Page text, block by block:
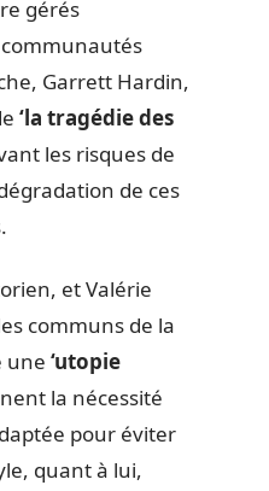
gérés
Garrett Hardin,
‘la tragédie des
les risques de
de ces
et Valérie
communs de la
une ‘utopie
la nécessité
pour éviter
quant à lui,